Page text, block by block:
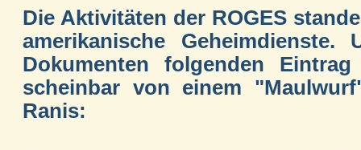
Die Aktivitäten der ROGES
amerikanische
Dokumenten folgenden
scheinbar von einem
Ranis: